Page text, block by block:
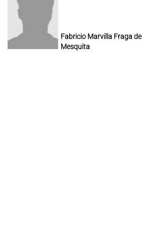
Fabricio Marvilla Fraga de
Mesquita